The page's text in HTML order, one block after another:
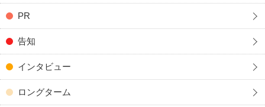
PR
告知
インタビュー
ロングターム